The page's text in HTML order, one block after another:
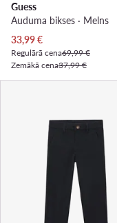
Guess
Auduma bikses · Melns
Pašreizējā cena
33,99€
Regulārā cena69,99 €
Zemākā cena37,99 €